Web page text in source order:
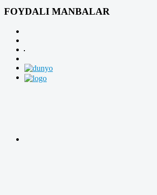
FOYDALI MANBALAR